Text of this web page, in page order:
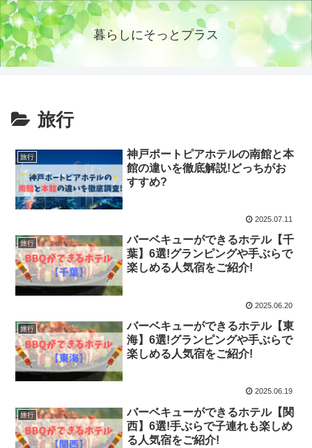
暮らしにそっとプラス
旅行
旅行
神戸ポートピアホテルの南館と本
館の違いを徹底解説!どっちがお
すすめ?
2025.07.11
旅行
バーベキューができるホテル【千
葉】6選!グランピングや手ぶらで
楽しめる人気宿をご紹介!
2025.06.20
旅行
バーベキューができるホテル【東
海】6選!グランピングや手ぶらで
楽しめる人気宿をご紹介!
2025.06.19
旅行
バーベキューができるホテル【関
西】6選!手ぶらで子連れも楽しめ
る人気宿をご紹介!